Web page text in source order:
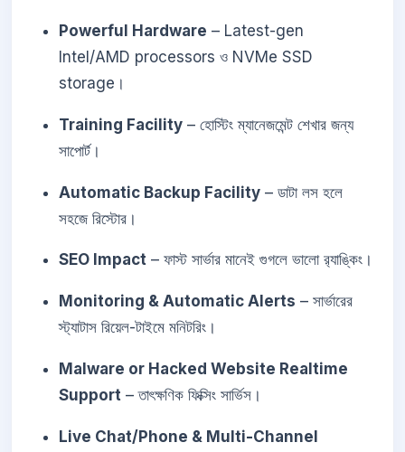
Powerful Hardware – Latest-gen
Intel/AMD processors ও NVMe SSD
storage।
Training Facility – হোস্টিং ম্যানেজমেন্ট শেখার জন্য
সাপোর্ট।
Automatic Backup Facility – ডাটা লস হলে
সহজে রিস্টোর।
SEO Impact – ফাস্ট সার্ভার মানেই গুগলে ভালো র‍্যাঙ্কিং।
Monitoring & Automatic Alerts – সার্ভারের
স্ট্যাটাস রিয়েল-টাইমে মনিটরিং।
Malware or Hacked Website Realtime
Support – তাৎক্ষণিক ফিক্সিং সার্ভিস।
Live Chat/Phone & Multi-Channel